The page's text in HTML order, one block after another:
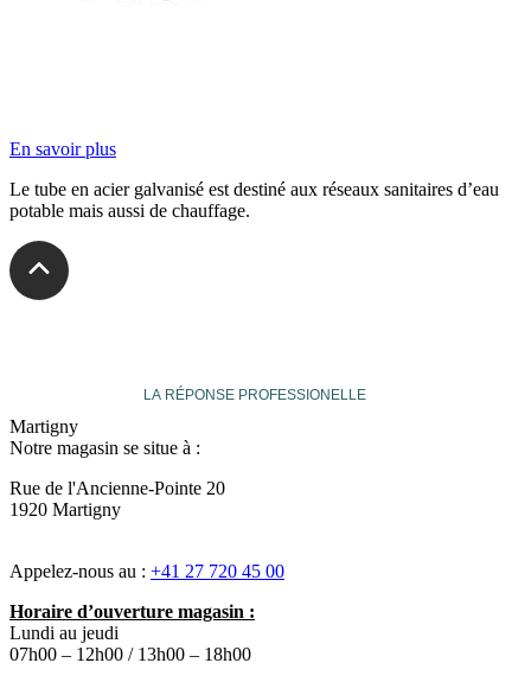
En savoir plus
Le tube en acier galvanisé est destiné aux réseaux sanitaires d’eau
potable mais aussi de chauffage.
LA RÉPONSE PROFESSIONELLE
Martigny
Notre magasin se situe à :
Rue de l'Ancienne-Pointe 20
1920 Martigny
Appelez-nous au : +41 27 720 45 00
Horaire d’ouverture magasin :
Lundi au jeudi
07h00 – 12h00 / 13h00 – 18h00